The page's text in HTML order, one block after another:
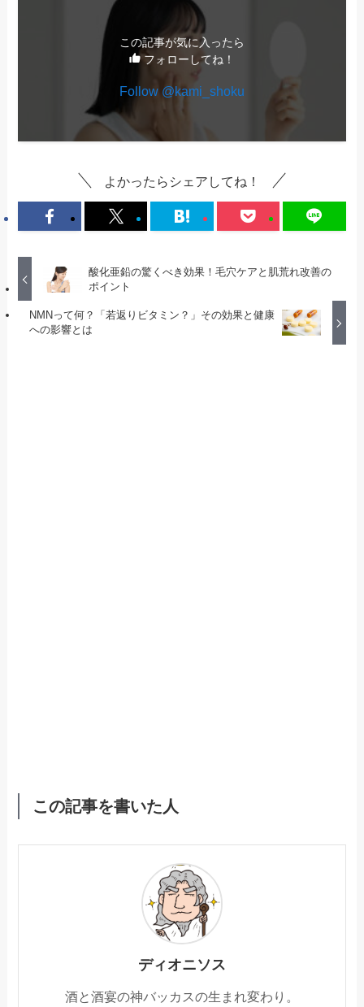
この記事が気に入ったら
フォローしてね！
Follow @kami_shoku
よかったらシェアしてね！
酸化亜鉛の驚くべき効果！毛穴ケアと肌荒れ改善の
ポイント
NMNって何？「若返りビタミン？」その効果と健康
への影響とは
この記事を書いた人
ディオニソス
酒と酒宴の神バッカスの生まれ変わり。